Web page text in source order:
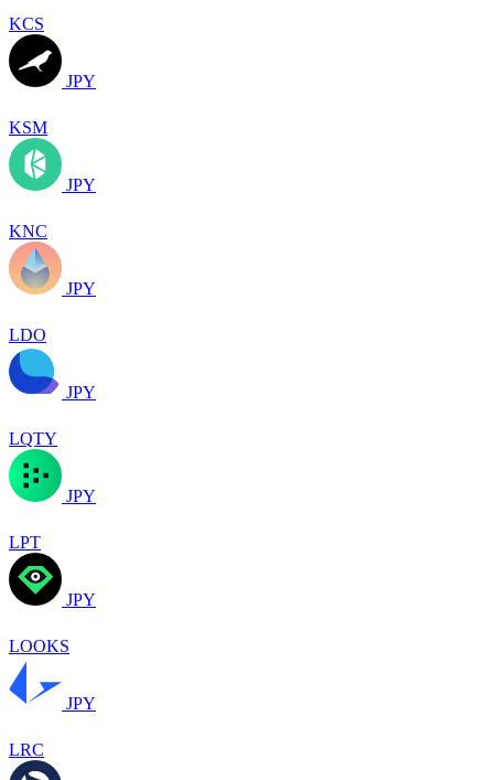
KCS
JPY
KSM
JPY
KNC
JPY
LDO
JPY
LQTY
JPY
LPT
JPY
LOOKS
JPY
LRC